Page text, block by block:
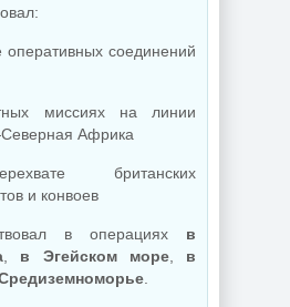
оперативных соединений
миссиях на линии
Африка
британских
и конвоев
в операциях в
в Эгейском море, в